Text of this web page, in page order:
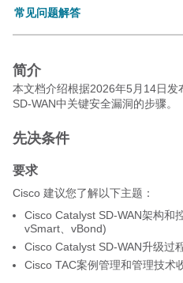
常见问题解答
简介
本文档介绍根据2026年5月14日发
SD-WAN中关键安全漏洞的步骤。
先决条件
要求
Cisco 建议您了解以下主题：
Cisco Catalyst SD-WAN架构和
vSmart、vBond)
Cisco Catalyst SD-WAN升级过
Cisco TAC案例管理和管理技术